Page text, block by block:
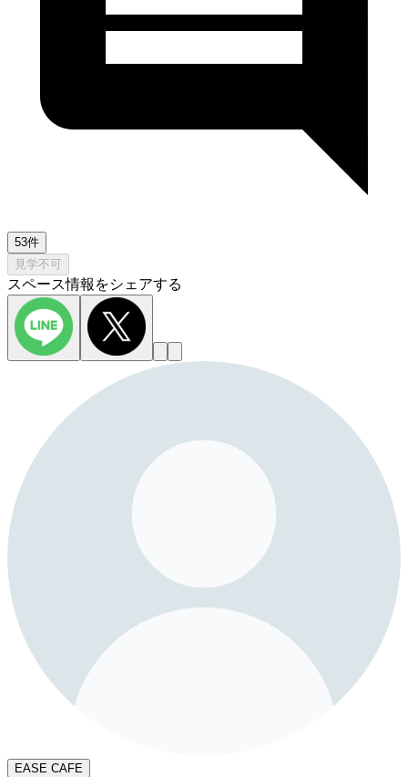
53件
見学不可
スペース情報をシェアする
EASE CAFE